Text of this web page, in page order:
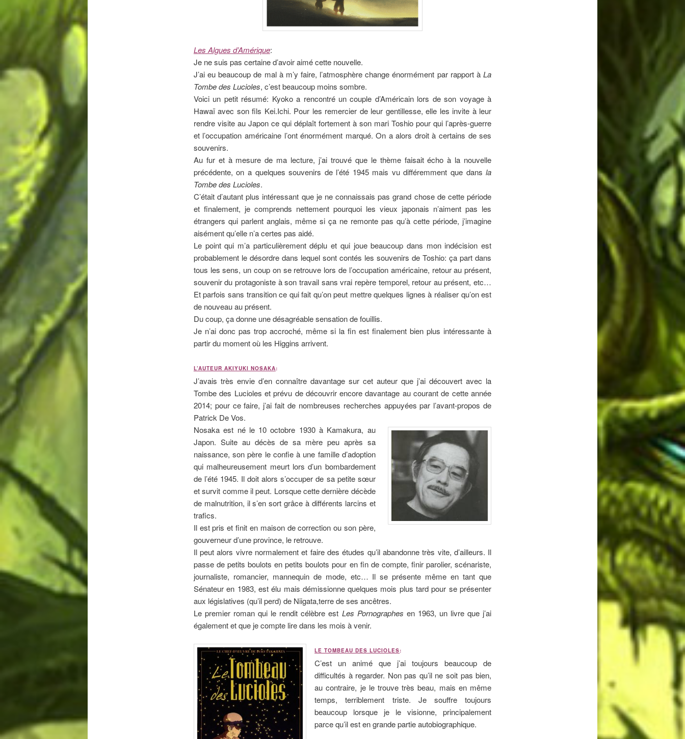
Les Algues d’Amérique:
Je ne suis pas certaine d’avoir aimé cette nouvelle.
J’ai eu beaucoup de mal à m’y faire, l’atmosphère change énormément par rapport àLa
Tombe des Lucioles, c’est beaucoup moins sombre.
Voici un petit résumé: Kyoko a rencontré un couple d’Américain lors de son voyage à
Hawaï avec son fils Kei.Ichi. Pour les remercier de leur gentillesse, elle les invite à leur
rendre visite au Japon ce qui déplaît fortement à son mari Toshio pour qui l’après-guerre
et l’occupation américaine l’ont énormément marqué. On a alors droit à certains de ses
souvenirs.
Au fur et à mesure de ma lecture, j’ai trouvé que le thème faisait écho à la nouvelle
précédente, on a quelques souvenirs de l’été 1945 mais vu différemment que dansla
Tombe des Lucioles.
C’était d’autant plus intéressant que je ne connaissais pas grand chose de cette période
et finalement, je comprends nettement pourquoi les vieux japonais n’aiment pas les
étrangers qui parlent anglais, même si ça ne remonte pas qu’à cette période, j’imagine
aisément qu’elle n’a certes pas aidé.
Le point qui m’a particulièrement déplu et qui joue beaucoup dans mon indécision est
probablement le désordre dans lequel sont contés les souvenirs de Toshio: ça part dans
tous les sens, un coup on se retrouve lors de l’occupation américaine, retour au présent,
souvenir du protagoniste à son travail sans vrai repère temporel, retour au présent, etc…
Et parfois sans transition ce qui fait qu’on peut mettre quelques lignes à réaliser qu’on est
de nouveau au présent.
Du coup, ça donne une désagréable sensation de fouillis.
Je n’ai donc pas trop accroché, même si la fin est finalement bien plus intéressante à
partir du moment où les Higgins arrivent.
L’AUTEUR AKIYUKI NOSAKA:
J’avais très envie d’en connaître davantage sur cet auteur que j’ai découvert avec la
Tombe des Lucioles et prévu de découvrir encore davantage au courant de cette année
2014; pour ce faire, j’ai fait de nombreuses recherches appuyées par l’avant-propos de
Patrick De Vos.
Nosaka est né le 10 octobre 1930 à Kamakura, au
Japon. Suite au décès de sa mère peu après sa
naissance, son père le confie à une famille d’adoption
qui malheureusement meurt lors d’un bombardement
de l’été 1945. Il doit alors s’occuper de sa petite sœur
et survit comme il peut. Lorsque cette dernière décède
de malnutrition, il s’en sort grâce à différents larcins et
trafics.
Il est pris et finit en maison de correction ou son père,
gouverneur d’une province, le retrouve.
Il peut alors vivre normalement et faire des études qu’il abandonne très vite, d’ailleurs. Il
passe de petits boulots en petits boulots pour en fin de compte, finir parolier, scénariste,
journaliste, romancier, mannequin de mode, etc… Il se présente même en tant que
Sénateur en 1983, est élu mais démissionne quelques mois plus tard pour se présenter
aux législatives (qu’il perd) de Niigata,terre de ses ancêtres.
Le premier roman qui le rendit célèbre est Les Pornographes en 1963, un livre que j’ai
également et que je compte lire dans les mois à venir.
LE TOMBEAU DES LUCIOLES:
C’est un animé que j’ai toujours beaucoup de
difficultés à regarder. Non pas qu’il ne soit pas bien,
au contraire, je le trouve très beau, mais en même
temps, terriblement triste. Je souffre toujours
beaucoup lorsque je le visionne, principalement
parce qu’il est en grande partie autobiographique.